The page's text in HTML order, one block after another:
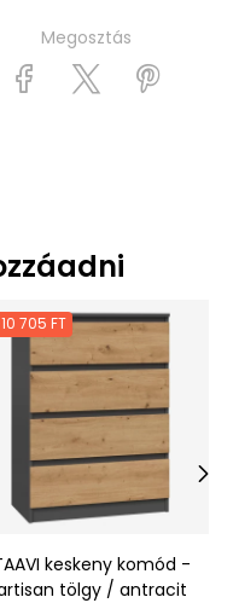
Megosztás
705 FT
keskeny komód -
tölgy / antracit